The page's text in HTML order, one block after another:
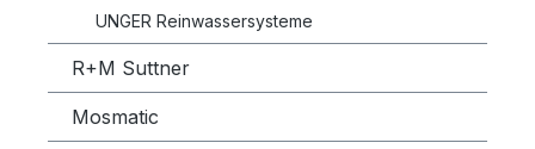
UNGER Reinwassersysteme
R+M Suttner
Mosmatic